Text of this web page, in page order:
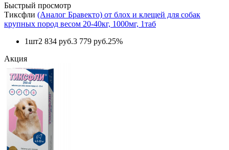
Быстрый просмотр
Тиксфли (Аналог Бравекто) от блох и клещей для собак
крупных пород весом 20-40кг, 1000мг, 1таб
1шт2 834 руб.3 779 руб.25%
Акция